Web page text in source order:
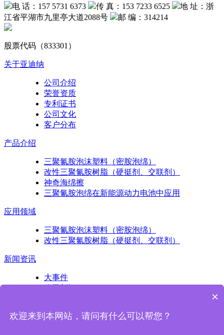
电 话：157 5731 6373 传 真：153 7233 6525
地 址：浙
江省平湖市九里亭大道2088号
邮 编：314214
股票代码（833301）
关于亚迪纳
公司介绍
荣誉资质
专利证书
公司文化
客户分布
产品介绍
三聚氰胺泡沫塑料（密胺泡绵）
改性三聚氰胺树脂（硬挺剂、交联剂）
神奇海绵擦
三聚氰胺泡绵在新能源动力电池中应用
应用领域
三聚氰胺泡沫塑料（密胺泡绵）
改性三聚氰胺树脂（硬挺剂、交联剂）
新闻资讯
大事件
×
欢迎来到本网站，请问有什么可以帮您？